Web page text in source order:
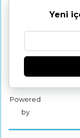
Yeni
Powered
by